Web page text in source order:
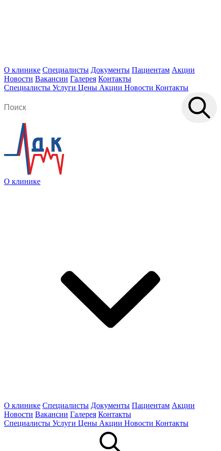
О клинике Специалисты Документы Пациентам Акции
Новости Вакансии Галерея Контакты
Специалисты Услуги Цены Акции Новости Контакты
О клинике
О клинике Специалисты Документы Пациентам Акции
Новости Вакансии Галерея Контакты
Специалисты Услуги Цены Акции Новости Контакты